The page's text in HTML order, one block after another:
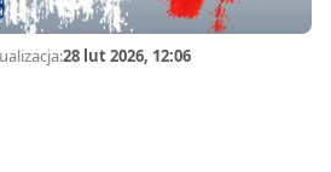
28 lut 2026, 12:06